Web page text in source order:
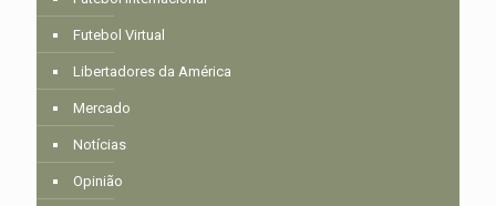
Futebol Virtual
Libertadores da América
Mercado
Notícias
Opinião